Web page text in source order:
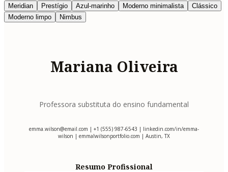
Meridian
Prestígio Azul-marinho Moderno minimalista
Clássico
Moderno limpo
Nimbus
Mariana Oliveira
Professora substituta do ensino fundamental
emma.wilson@email.com | +1 (555) 987-6543 | linkedin.com/in/emma-
wilson | emmalwilsonportfolio.com | Austin, TX
Resumo Profissional